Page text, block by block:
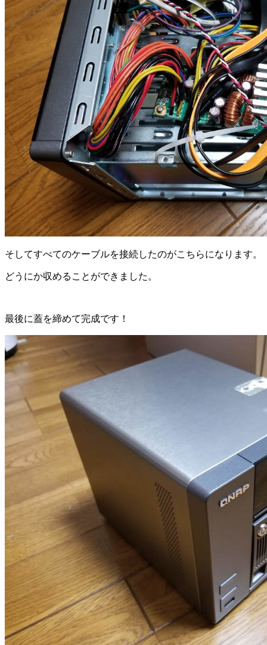
そしてすべてのケーブルを接続したのがこちらになります。
どうにか収めることができました。
最後に蓋を締めて完成です！